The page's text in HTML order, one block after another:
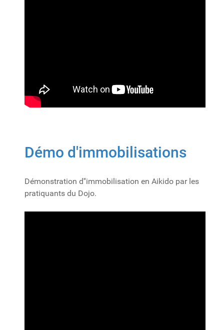
Démo d'immobilisations
Démonstration d''immobilisation en Aikido par les
pratiquants du Dojo.